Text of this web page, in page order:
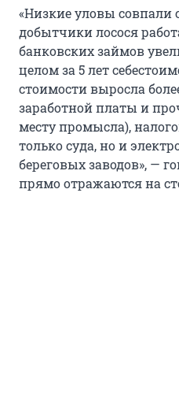
«Низкие уловы совпали
добытчики лосося
банковских займов
целом за 5 лет
стоимости выросла
заработной платы и
месту промысла),
только суда, но и
береговых заводов», —
прямо отражаются на